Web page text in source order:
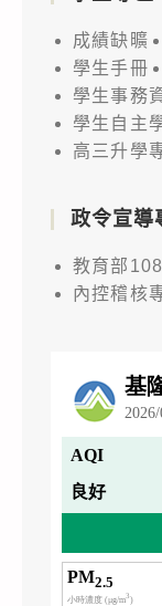
成績缺曠
學生手冊
學生事務
學生自主
高三升學
政令宣導
教育部
內控稽核